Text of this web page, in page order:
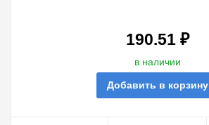
190.51 ₽
в наличии
Добавить в корзину